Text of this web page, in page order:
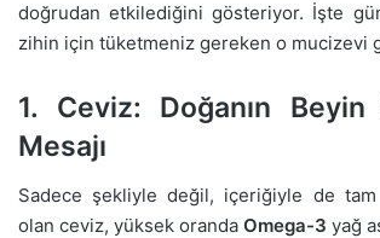
doğrudan etkilediğini gösteriyor. İşte
zihin için tüketmeniz gereken o mucizevi
1. Ceviz: Doğanın Beyin
Mesajı
Sadece şekliyle değil, içeriğiyle de
olan ceviz, yüksek oranda Omega-3 yağ